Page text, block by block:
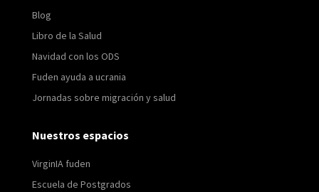
Blog
Libro de la Salud
Navidad con los ODS
Fuden ayuda a ucrania
Jornadas sobre migración y salud
Nuestros espacios
VirginIA fuden
Escuela de Postgrados